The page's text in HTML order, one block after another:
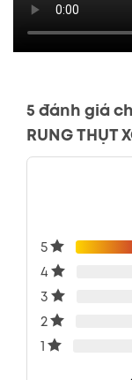
5 đánh giá
RUNG THỤT
5
4
3
2
1